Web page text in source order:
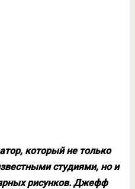
который не только
студиями, но и
рисунков. Джефф